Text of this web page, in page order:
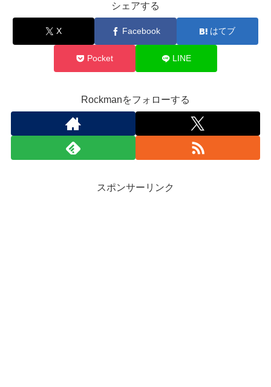
シェアする
X Facebook はてブ
Pocket LINE
Rockmanをフォローする
スポンサーリンク